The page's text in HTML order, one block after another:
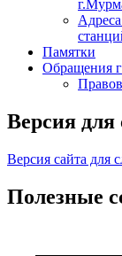
Памятки
Обращения
Версия
Версия сайта для
Полезные